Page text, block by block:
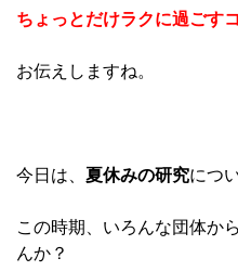
ちょっとだけラクに過ごす
お伝えしますね。
今日は、 夏休みの研究につ
この時期、いろんな団体か
んか？